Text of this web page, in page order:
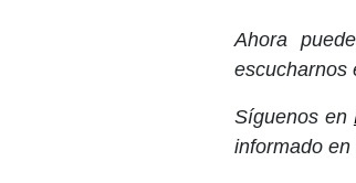
Ahora
escucharnos
Síguenos en
informado en